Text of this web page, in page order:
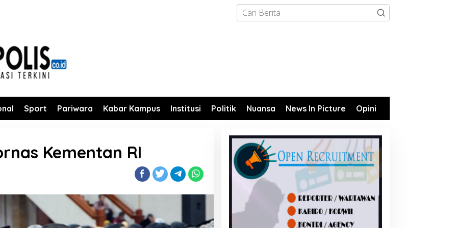
Sport Pariwara Kabar Kampus Institusi Politik Nuansa News In Picture Opini
Kementan RI